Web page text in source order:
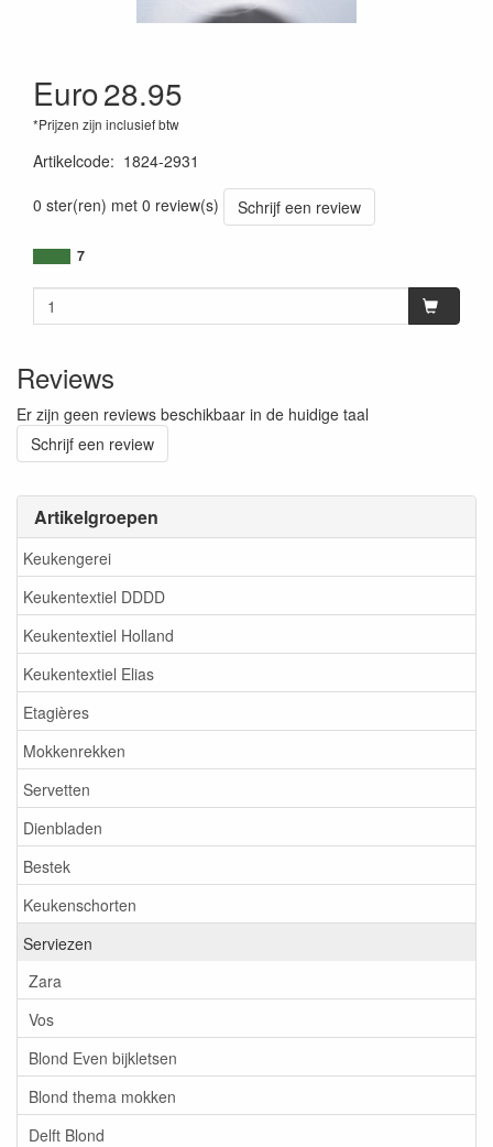
Artikelgroepen
Keukengerei
Keukentextiel DDDD
Keukentextiel Holland
Keukentextiel Elias
Etagières
Mokkenrekken
Servetten
Dienbladen
Bestek
Keukenschorten
Serviezen
Zara
Vos
Blond Even bijkletsen
Blond thema mokken
Delft Blond
Euro28.95
*Prijzen zijn inclusief btw
Artikelcode: 1824-2931
0 ster(ren) met 0 review(s)
Schrijf een review
7
Reviews
Er zijn geen reviews beschikbaar in de huidige taal
Schrijf een review